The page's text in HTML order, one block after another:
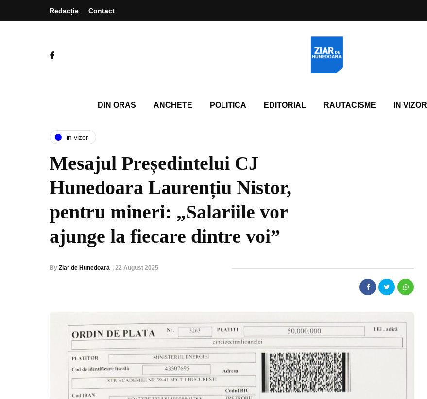
Redacție Contact
DIN ORAS ANCHETE POLITICA EDITORIAL RAUTACISME IN VIZOR
in vizor
Mesajul Președintelui CJ
Hunedoara Laurențiu Nistor,
pentru mineri: „Salariile vor
ajunge la fiecare dintre voi”
By Ziar de Hunedoara , 22 August 2025